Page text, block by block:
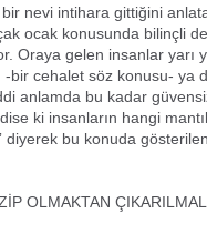
nevi intihara gittiğini
ocak konusunda bilinçli
Oraya gelen insanlar yarı
bir cehalet söz konusu- ya
anlamda bu kadar
ki insanların hangi
diyerek bu konuda
OLMAKTAN